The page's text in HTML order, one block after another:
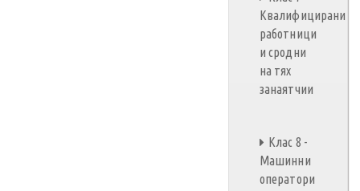
Квалифицирани
работници
и сродни
на тях
занаятчии
Клас 8 -
Машинни
оператори